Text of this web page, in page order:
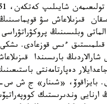
قىزىلاعاش سۋ
وبلىسىنىڭ
قىلمىستىق ءىس قوزعادى.
شارالاردىڭ بارىسىندا
دەپارتامەنتى
ق. بايزاقوۆ، «شىنار» ج ش س-
وندىرىستىك